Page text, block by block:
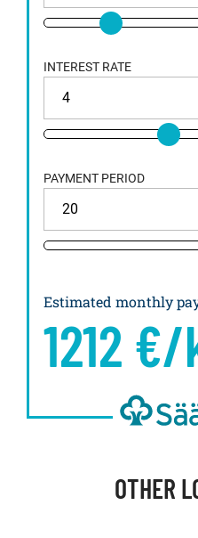
INTEREST RATE
PAYMENT PERIOD
Estimated monthly
1212 €/
OTHER